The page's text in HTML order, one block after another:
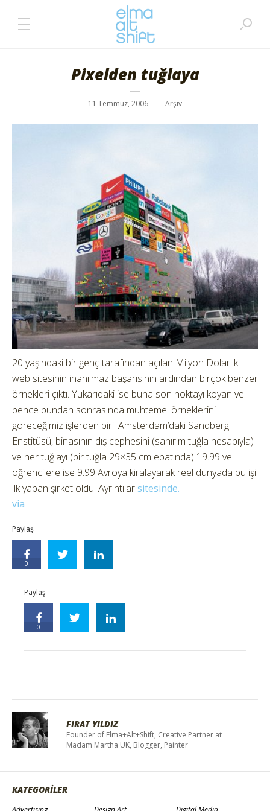
Pixelden tuğlaya
11 Temmuz, 2006 Arşiv
20 yaşındaki bir genç tarafından açılan Milyon Dolarlık
web sitesinin inanılmaz başarısının ardından birçok benzer
örnekleri çıktı. Yukarıdaki ise buna son noktayı koyan ve
bence bundan sonrasında muhtemel örneklerini
göreceğimiz işlerden biri. Amsterdam’daki Sandberg
Enstitüsü, binasının dış cephesini (sanırım tuğla hesabıyla)
ve her tuğlayı (bir tuğla 29×35 cm ebatında) 19.99 ve
öğrencilere ise 9.99 Avroya kiralayarak reel dünyada bu işi
ilk yapan şirket oldu. Ayrıntılarsitesinde.
via
Paylaş
0
Paylaş
0
FIRAT YILDIZ
Founder of Elma+Alt+Shift, Creative Partner at
Madam Martha UK, Blogger, Painter
KATEGORİLER